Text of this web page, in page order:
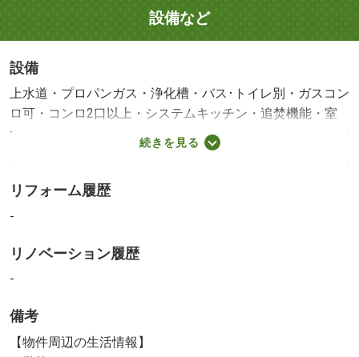
設備など
設備
上水道・プロパンガス・浄化槽・バス･トイレ別・ガスコン
ロ可・コンロ2口以上・システムキッチン・追焚機能・室
内洗濯機置き場・バルコニー・フローリング・駐輪場・バ
イク置き場・モニタ付インターホン・洗面所独立
続きを見る
リフォーム履歴
-
リノベーション履歴
-
備考
【物件周辺の生活情報】